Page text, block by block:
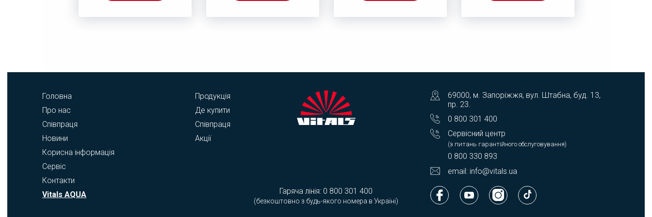
Головна
Про нас
Співпраця
Новини
Корисна інформація
Сервіс
Контакти
Vitals AQUA
Продукція
Де купити
Співпраця
Акції
69000, м. Запоріжжя, вул. Штабна, буд. 13,
пр. 23.
0 800 301 400
Сервісний центр
(з питань гарантійного обслуговування)
0 800 330 893
email: info@vitals.ua
Гаряча лінія: 0 800 301 400
(безкоштовно з будь-якого номера в Україні)